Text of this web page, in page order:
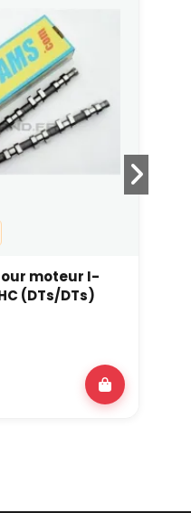
moteur I-
(DTs/DTs)